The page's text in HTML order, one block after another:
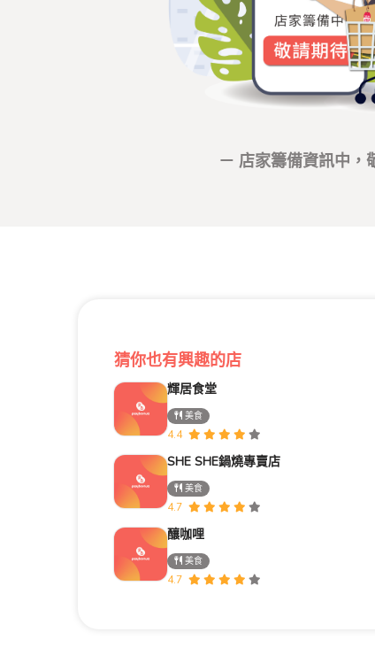
－ 店家籌備資訊中，
猜你也有興趣的店
輝居食堂
美食
4.4
SHE SHE鍋燒專賣店
美食
4.7
釀咖哩
美食
4.7